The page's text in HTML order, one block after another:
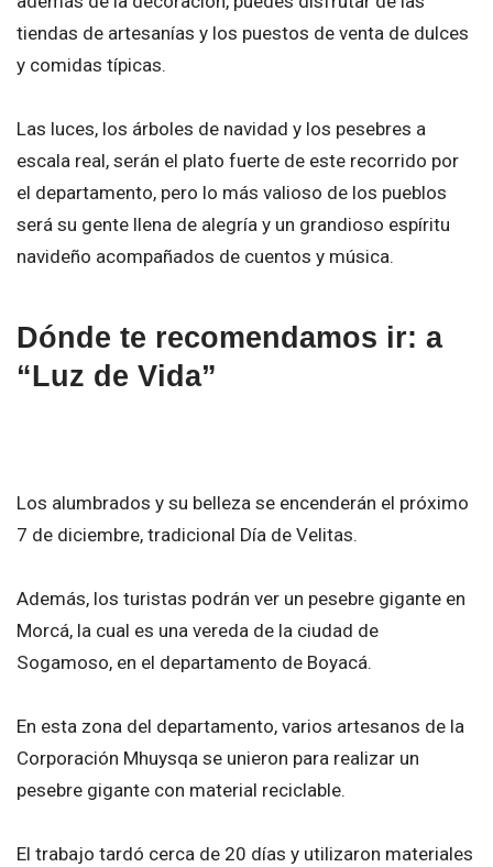
tiendas de artesanías y los puestos de venta de dulces
y comidas típicas.
Las luces, los árboles de navidad y los pesebres a
escala real, serán el plato fuerte de este recorrido por
el departamento, pero lo más valioso de los pueblos
será su gente llena de alegría y un grandioso espíritu
navideño acompañados de cuentos y música.
Dónde te recomendamos ir: a
“Luz de Vida”
Los alumbrados y su belleza se encenderán el próximo
7 de diciembre, tradicional Día de Velitas.
Además, los turistas podrán ver un pesebre gigante en
Morcá, la cual es una vereda de la ciudad de
Sogamoso, en el departamento de Boyacá.
En esta zona del departamento, varios artesanos de la
Corporación Mhuysqa se unieron para realizar un
pesebre gigante con material reciclable.
El trabajo tardó cerca de 20 días y utilizaron materiales